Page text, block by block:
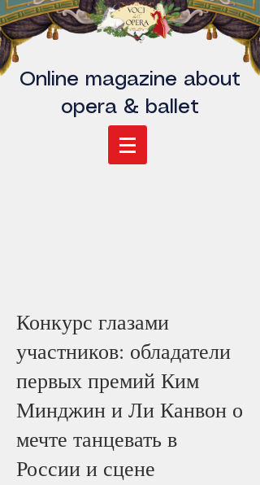
Online magazine about
opera & ballet
Конкурс глазами
участников: обладатели
первых премий Ким
Минджин и Ли Канвон о
мечте танцевать в
России и сцене